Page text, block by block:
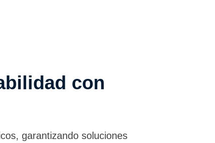
con
garantizando soluciones